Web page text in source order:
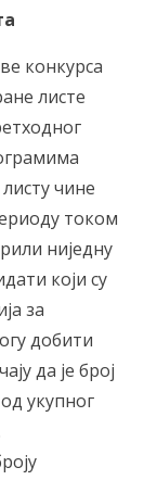
конкурса
листе
чине
током
ниједну
који су
за
добити
да је број
укупног